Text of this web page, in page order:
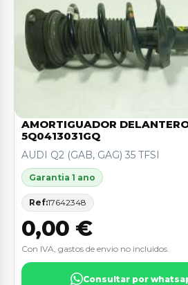
AMORTIGUADOR
5Q0413031GQ
AUDI Q2 (GAB, GAG) 35 TFSI
Garantia 1 ano
Ref:17642348
0,00 €
Con IVA, gastos de envio no incluidos.
Consultar por